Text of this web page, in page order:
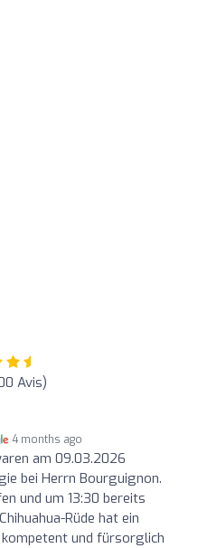
Avis)
4 months ago
am 09.03.2026
bei Herrn Bourguignon.
und um 13:30 bereits
Rüde hat ein
und fürsorglich